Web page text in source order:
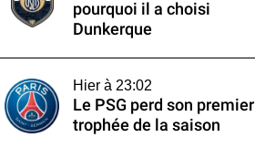
pourquoi il a choisi
Dunkerque
Hier à 23:02
Le PSG perd son premier
trophée de la saison